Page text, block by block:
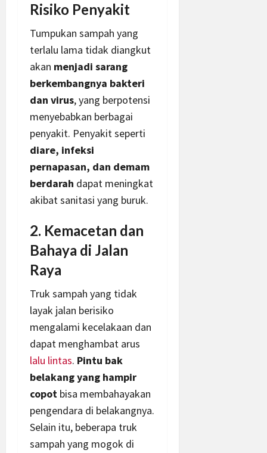
Risiko Penyakit
Tumpukan sampah yang
terlalu lama tidak diangkut
akan menjadi sarang
berkembangnya bakteri
dan virus, yang berpotensi
menyebabkan berbagai
penyakit. Penyakit seperti
diare, infeksi
pernapasan, dan demam
berdarah dapat meningkat
akibat sanitasi yang buruk.
2. Kemacetan dan
Bahaya di Jalan
Raya
Truk sampah yang tidak
layak jalan berisiko
mengalami kecelakaan dan
dapat menghambat arus
lalu lintas. Pintu bak
belakang yang hampir
copot bisa membahayakan
pengendara di belakangnya.
Selain itu, beberapa truk
sampah yang mogok di